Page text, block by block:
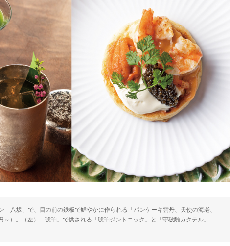
「八坂」で、目の前の鉄板で鮮やかに作られる「パンケーキ雲丹、天使の海老、
）。（左）「琥珀」で供される「琥珀ジントニック」と「守破離カクテル」